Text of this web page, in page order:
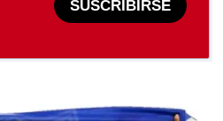
SUSCRIBIRSE